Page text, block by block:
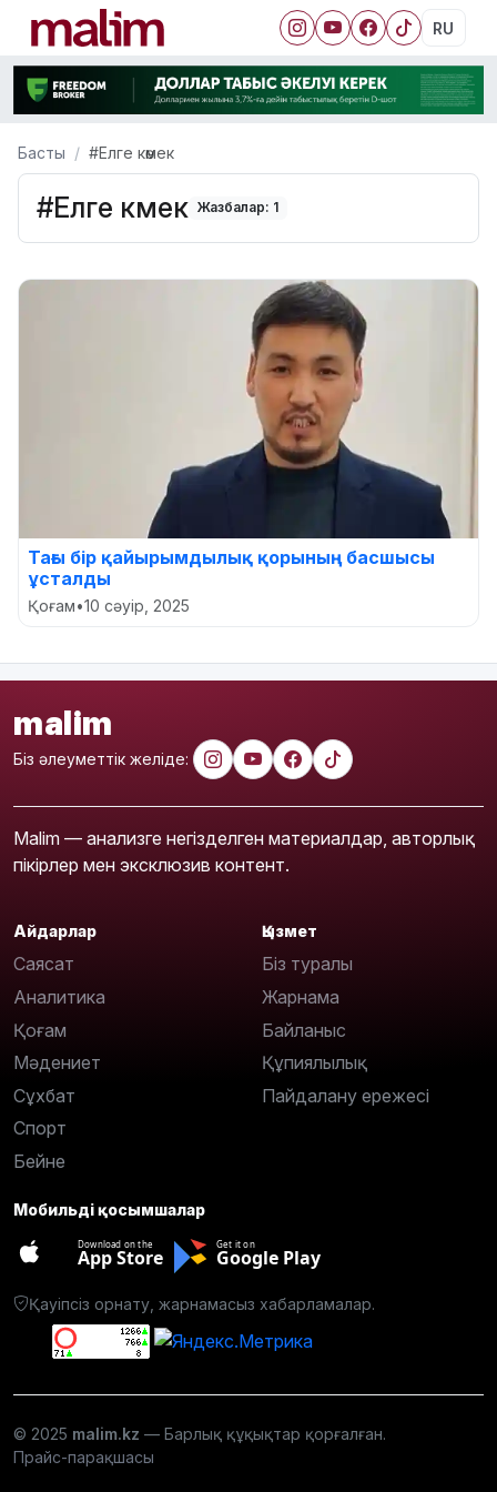
RU
Басты #Елге көмек
#Елге көмек Жазбалар: 1
Тағы бір қайырымдылық қорының басшысы
ұсталды
Қоғам•10 сәуір, 2025
malim
Біз әлеуметтік желіде:
Malim — анализге негізделген материалдар, авторлық
пікірлер мен эксклюзив контент.
Айдарлар
Саясат
Аналитика
Қоғам
Мәдениет
Сұхбат
Спорт
Бейне
Қызмет
Біз туралы
Жарнама
Байланыс
Құпиялылық
Пайдалану ережесі
Мобильді қосымшалар
Download on the
App Store
Get it on
Google Play
Қауіпсіз орнату, жарнамасыз хабарламалар.
© 2025 malim.kz — Барлық құқықтар қорғалған.
Прайс-парақшасы